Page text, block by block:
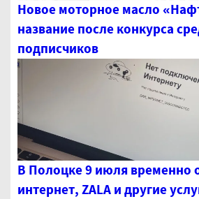
Новое моторное масло
название после конкурса
подписчиков
В Полоцке 9 июля временно
интернет, ZALA и другие